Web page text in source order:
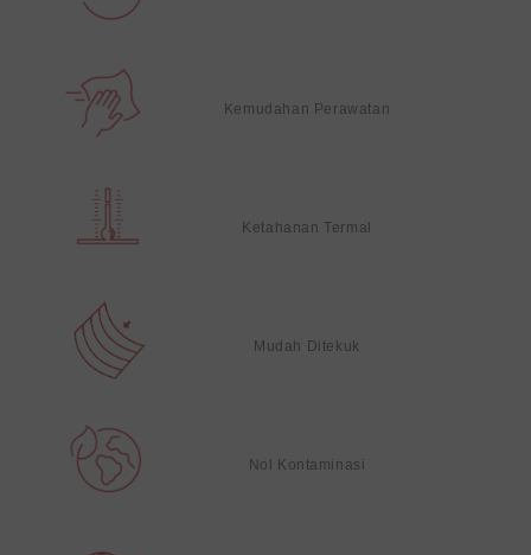
Kemudahan Perawatan
Ketahanan Termal
Mudah Ditekuk
Nol Kontaminasi